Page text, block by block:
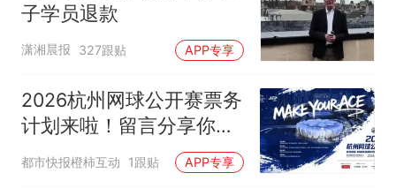
子学员退款
潇湘晨报 327跟贴 APP专享
2026杭州网球公开赛票务
计划来啦！留言分享你的
网球经历赢咖啡券
都市快报橙柿互动 1跟贴 APP专享